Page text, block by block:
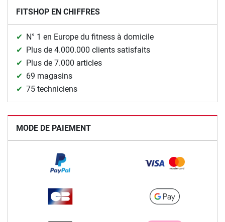
FITSHOP EN CHIFFRES
N° 1 en Europe du fitness à domicile
Plus de 4.000.000 clients satisfaits
Plus de 7.000 articles
69 magasins
75 techniciens
MODE DE PAIEMENT